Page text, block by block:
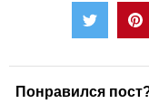
Понравился